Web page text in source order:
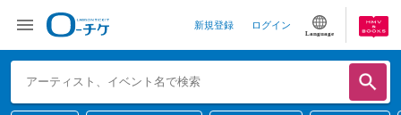
新規登録 ログイン
Language